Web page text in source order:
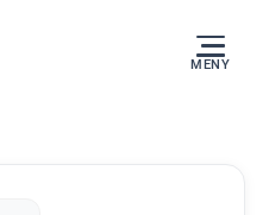
MENY